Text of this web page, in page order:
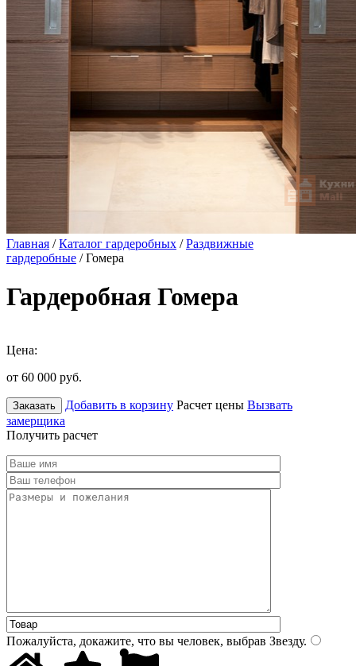
Главная /Каталог гардеробных /Раздвижные
гардеробные / Гомера
Гардеробная Гомера
Цена:
от 60 000 руб.
Заказать Добавить в корзину Расчет цены Вызвать
замерщика
Получить расчет
Пожалуйста, докажите, что вы человек, выбрав Звезду.